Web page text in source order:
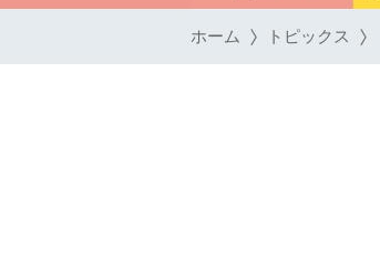
ホーム トピックス